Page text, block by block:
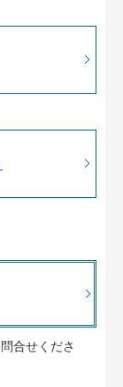
合せくださ